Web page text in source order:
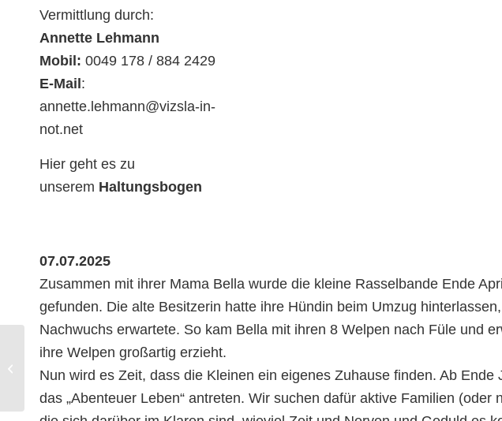
Vermittlung durch:
Annette Lehmann
Mobil: 0049 178 / 884 2429
E-Mail:
annette.lehmann@vizsla-in-
not.net
Hier geht es zu
unserem Haltungsbogen
07.07.2025
Zusammen mit ihrer Mama Bella wurde die kleine Rasselbande Ende
gefunden. Die alte Besitzerin hatte ihre Hündin beim Umzug
Nachwuchs erwartete. So kam Bella mit ihren 8 Welpen nach Füle und
ihre Welpen großartig erzieht.
Nun wird es Zeit, dass die Kleinen ein eigenes Zuhause finden. Ab
das „Abenteuer Leben“ antreten. Wir suchen dafür aktive Familien (oder
Paula – ca. 3 Monate
junge Vizsla Mixhündin
– versprochen